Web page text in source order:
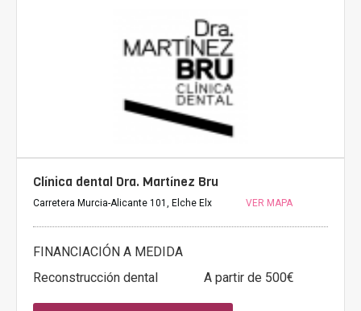
Clínica dental Dra. Martínez Bru
Carretera Murcia-Alicante 101, Elche Elx VER MAPA
FINANCIACIÓN A MEDIDA
Reconstrucción dental
A partir de 500€